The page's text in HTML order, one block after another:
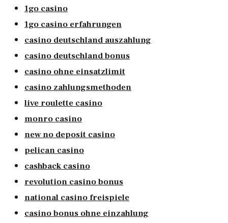
1go casino
1go casino erfahrungen
casino deutschland auszahlung
casino deutschland bonus
casino ohne einsatzlimit
casino zahlungsmethoden
live roulette casino
monro casino
new no deposit casino
pelican casino
cashback casino
revolution casino bonus
national casino freispiele
casino bonus ohne einzahlung